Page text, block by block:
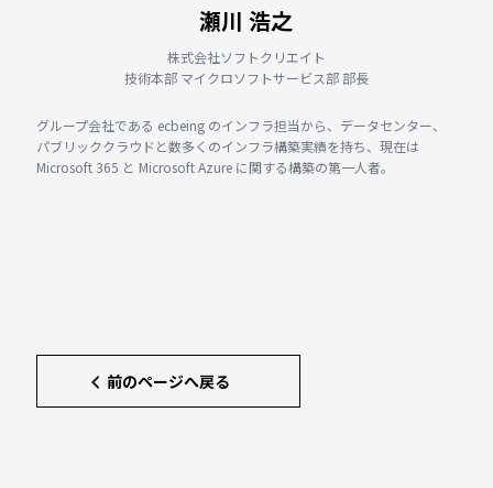
瀬川 浩之
株式会社ソフトクリエイト
技術本部 マイクロソフトサービス部 部長
グループ会社である ecbeing のインフラ担当から、データセンター、
パブリッククラウドと数多くのインフラ構築実績を持ち、現在は
Microsoft 365 と Microsoft Azure に関する構築の第一人者。
前のページへ戻る